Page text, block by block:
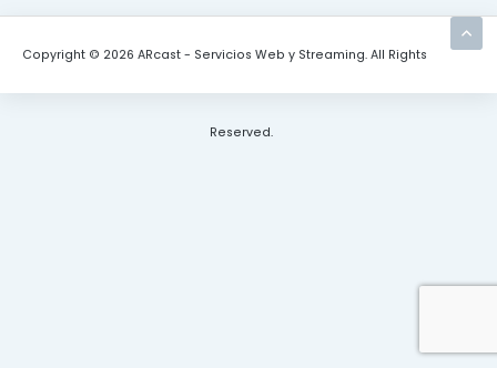
Copyright © 2026 ARcast - Servicios Web y Streaming. All Rights
Reserved.